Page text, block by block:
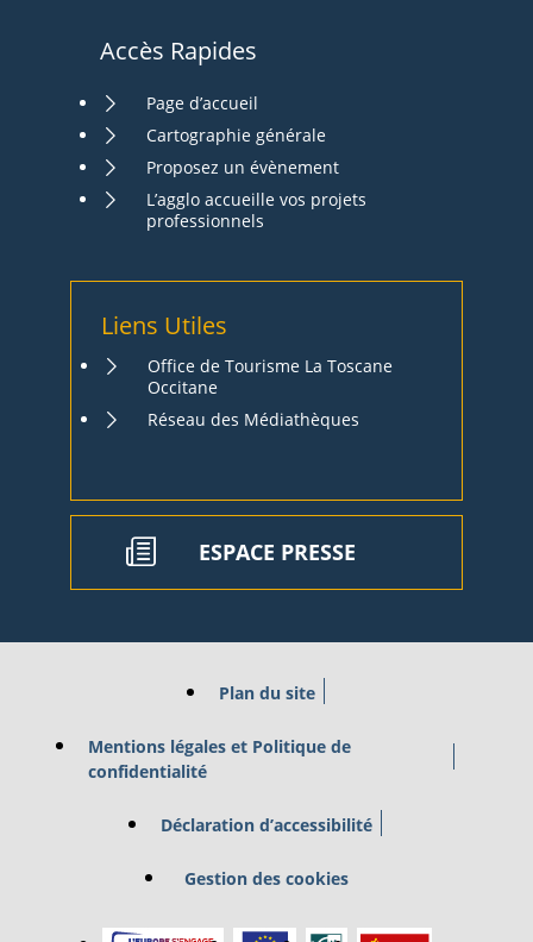
Accès Rapides
Page d’accueil
Cartographie générale
Proposez un évènement
L’agglo accueille vos projets
professionnels
Liens Utiles
Office de Tourisme La Toscane
Occitane
Réseau des Médiathèques
ESPACE PRESSE
Plan du site
Mentions légales et Politique de
confidentialité
Déclaration d’accessibilité
Gestion des cookies